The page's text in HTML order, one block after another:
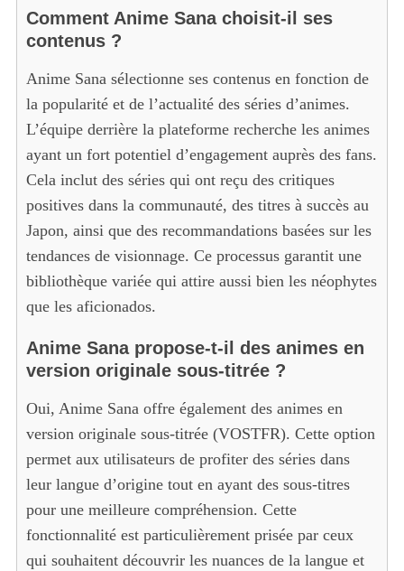
Comment Anime Sana choisit-il ses
contenus ?
Anime Sana sélectionne ses contenus en fonction de
la popularité et de l’actualité des séries d’animes.
L’équipe derrière la plateforme recherche les animes
ayant un fort potentiel d’engagement auprès des fans.
Cela inclut des séries qui ont reçu des critiques
positives dans la communauté, des titres à succès au
Japon, ainsi que des recommandations basées sur les
tendances de visionnage. Ce processus garantit une
bibliothèque variée qui attire aussi bien les néophytes
que les aficionados.
Anime Sana propose-t-il des animes en
version originale sous-titrée ?
Oui, Anime Sana offre également des animes en
version originale sous-titrée (VOSTFR). Cette option
permet aux utilisateurs de profiter des séries dans
leur langue d’origine tout en ayant des sous-titres
pour une meilleure compréhension. Cette
fonctionnalité est particulièrement prisée par ceux
qui souhaitent découvrir les nuances de la langue et